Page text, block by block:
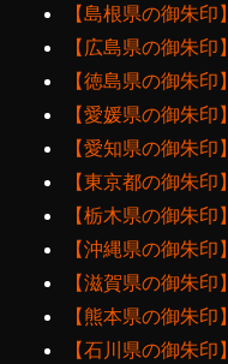
【島根県の御朱印】
【広島県の御朱印】
【徳島県の御朱印】
【愛媛県の御朱印】
【愛知県の御朱印】
【東京都の御朱印】
【栃木県の御朱印】
【沖縄県の御朱印】
【滋賀県の御朱印】
【熊本県の御朱印】
【石川県の御朱印】